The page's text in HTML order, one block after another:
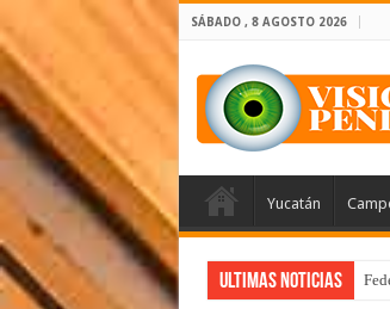
SÁBADO , 8 AGOSTO 2026
Yucatán
Ultimas Noticias